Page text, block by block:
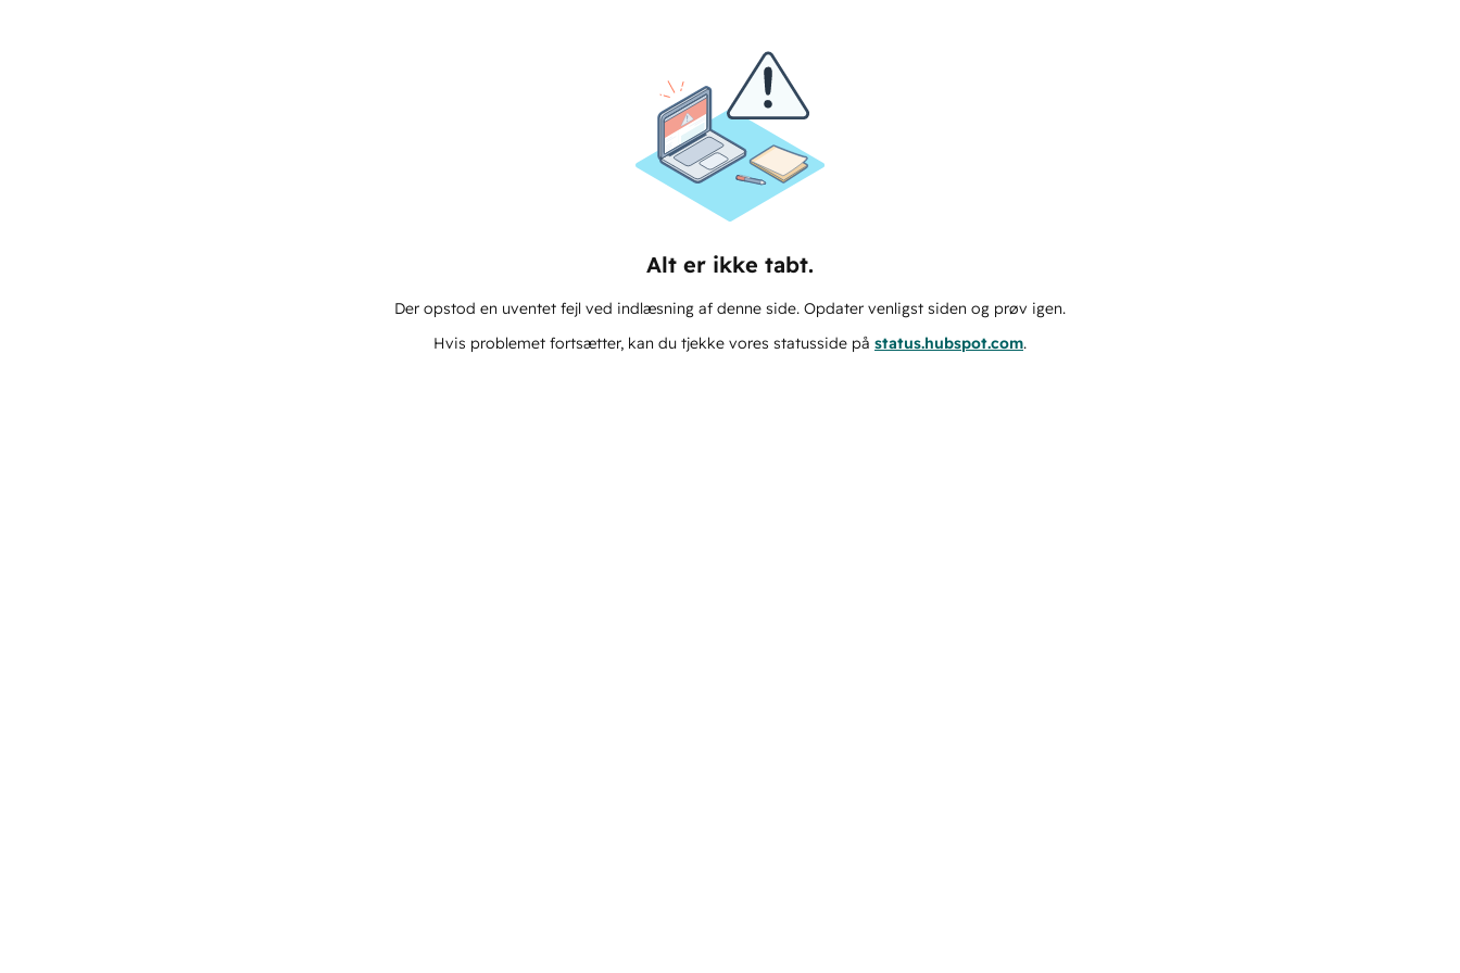
Alt er ikke tabt.
Der opstod en uventet fejl ved indlæsning af denne side. Opdater venligst siden og prøv igen.
Hvis problemet fortsætter, kan du tjekke vores statusside på status.hubspot.com.